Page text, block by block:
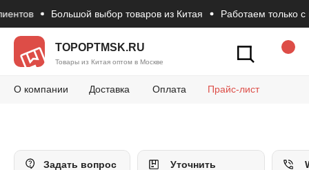
Большой выбор товаров из Китая Работаем только с
TOPOPTMSK.RU
Товары из Китая оптом в Москве
О компании Доставка Оплата
Как сделать
Прайс-лист
Уточнить
Задать вопрос